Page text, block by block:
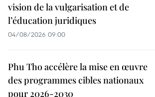
vision de la vulgarisation et de
l’éducation juridiques
04/08/2026 09:00
Phu Tho accélère la mise en œuvre
des programmes cibles nationaux
pour 2026-2030